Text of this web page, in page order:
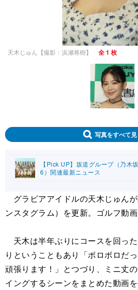
天木じゅん【撮影：浜瀬将樹】 全 1 枚
写真をすべて見
【Pick UP】坂道グループ（乃木
6）関連最新ニュース
グラビアアイドルの天木じゅん
ンスタグラム）を更新。ゴルフ動画
天木は半年ぶりにコースを回っ
りということもあり「ボロボロだ
頑張ります！」とつづり、ミニ丈
イングするシーンをまとめた動画を